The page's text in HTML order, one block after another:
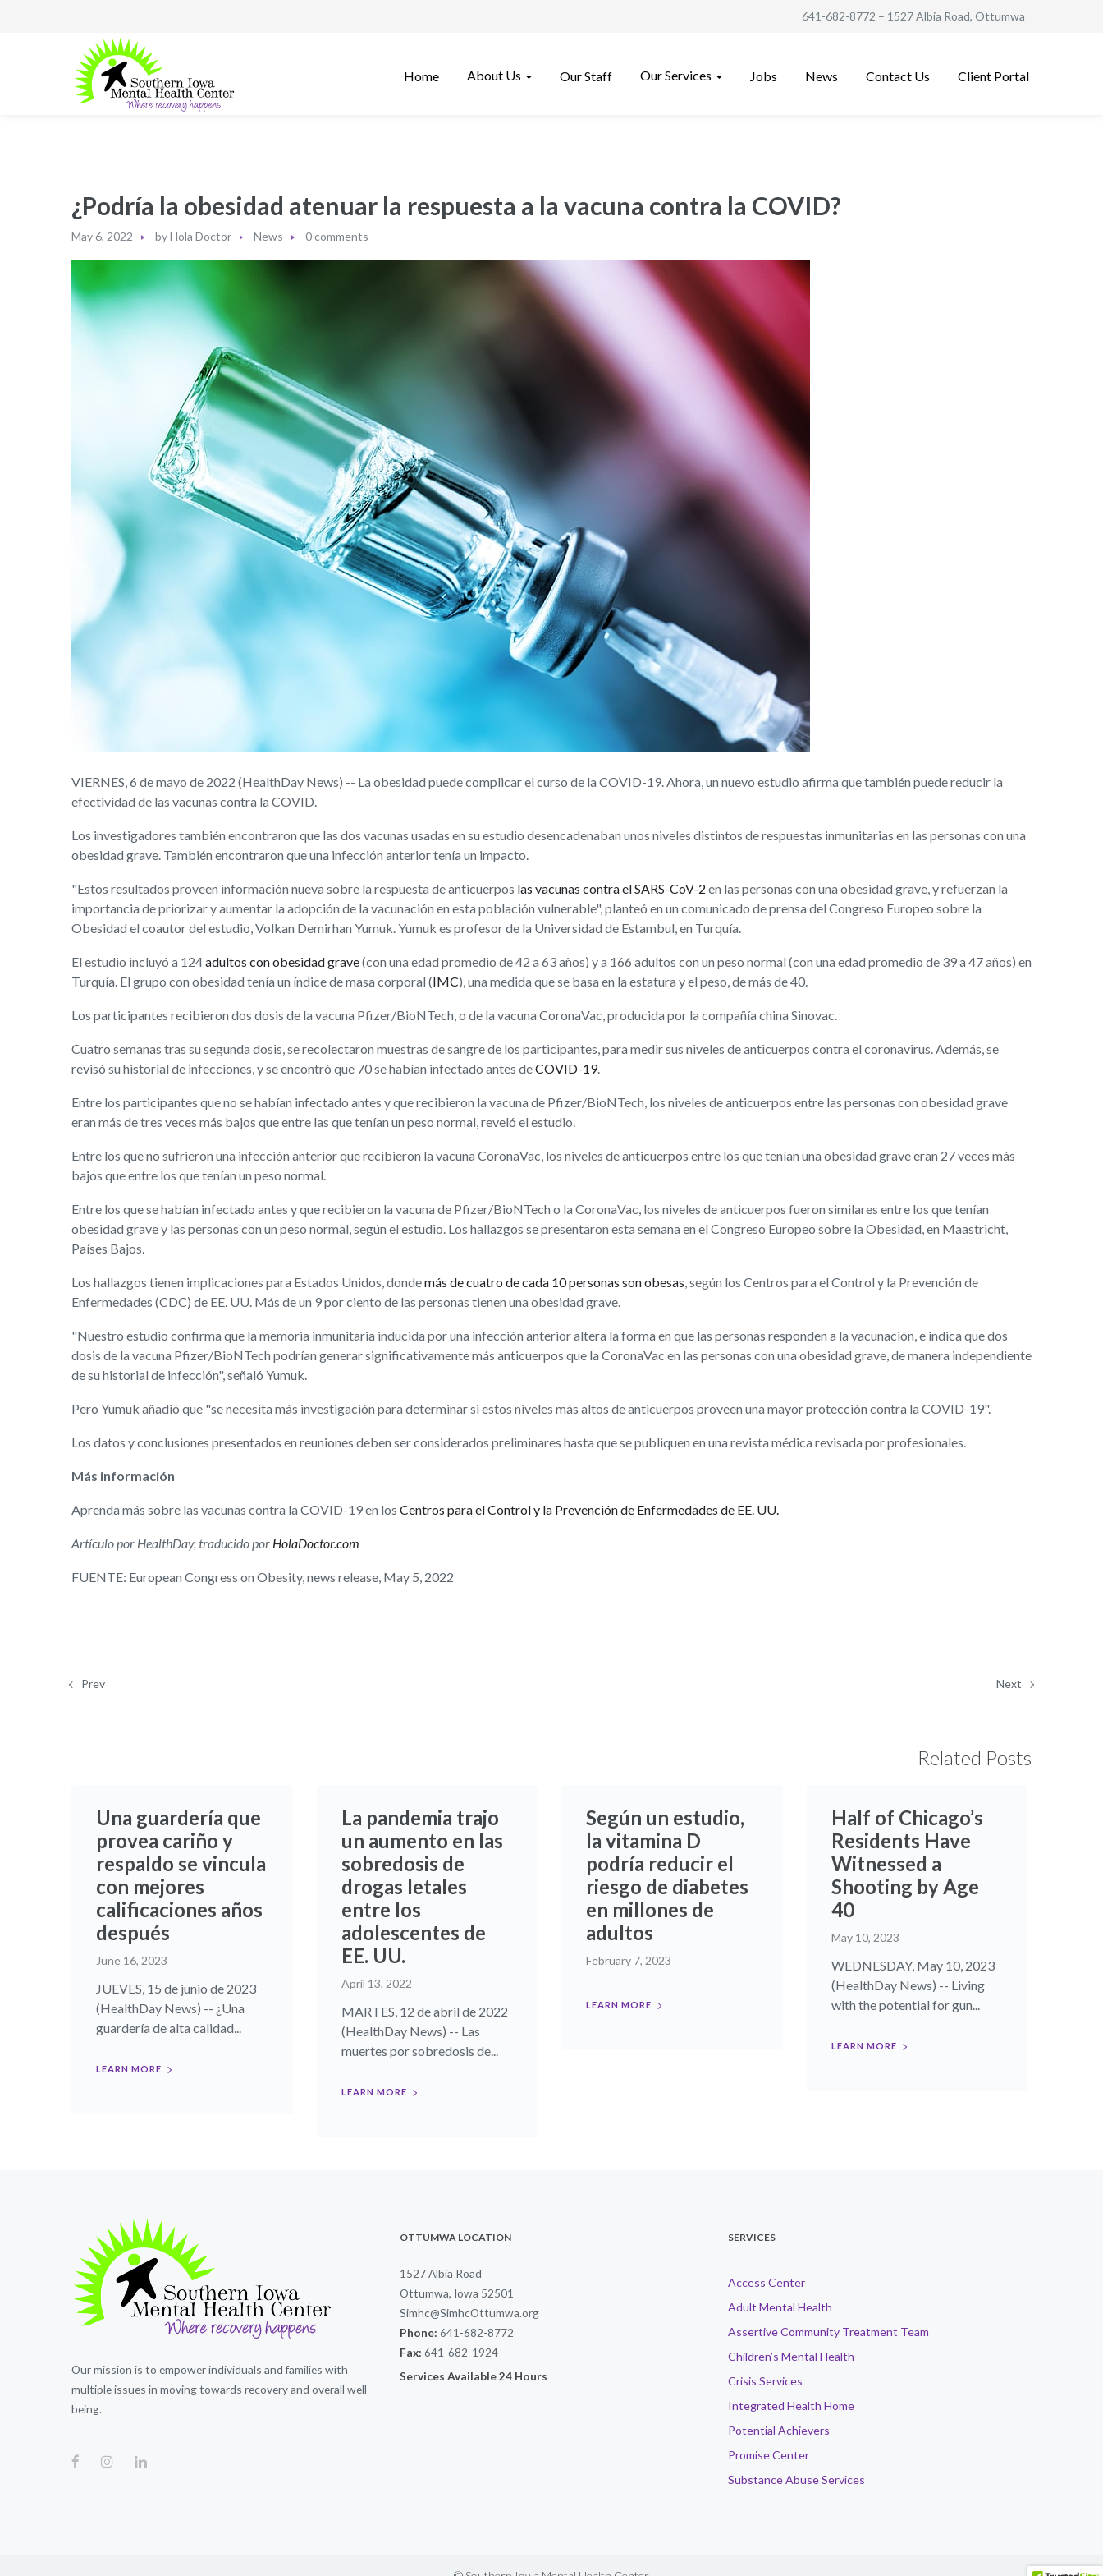
641-682-8772 – 1527 Albia Road, Ottumwa
Home About Us Our Staff Our Services Jobs News Contact Us Client Portal
¿Podría la obesidad atenuar la respuesta a la vacuna contra la COVID?
May 6, 2022 byHola Doctor News 0 comments
VIERNES, 6 de mayo de 2022 (HealthDay News) -- La obesidad puede complicar el curso de la COVID-19. Ahora, un nuevo estudio afirma que también puede reducir la
efectividad de las vacunas contra la COVID.
Los investigadores también encontraron que las dos vacunas usadas en su estudio desencadenaban unos niveles distintos de respuestas inmunitarias en las personas con una
obesidad grave. También encontraron que una infección anterior tenía un impacto.
"Estos resultados proveen información nueva sobre la respuesta de anticuerpos las vacunas contra el SARS-CoV-2 en las personas con una obesidad grave, y refuerzan la
importancia de priorizar y aumentar la adopción de la vacunación en esta población vulnerable", planteó en un comunicado de prensa del Congreso Europeo sobre la
Obesidad el coautor del estudio, Volkan Demirhan Yumuk. Yumuk es profesor de la Universidad de Estambul, en Turquía.
El estudio incluyó a 124adultos con obesidad grave(con una edad promedio de 42 a 63 años) y a 166 adultos con un peso normal (con una edad promedio de 39 a 47 años) en
Turquía. El grupo con obesidad tenía un índice de masa corporal (IMC), una medida que se basa en la estatura y el peso, de más de 40.
Los participantes recibieron dos dosis de la vacuna Pfizer/BioNTech, o de la vacuna CoronaVac, producida por la compañía china Sinovac.
Cuatro semanas tras su segunda dosis, se recolectaron muestras de sangre de los participantes, para medir sus niveles de anticuerpos contra el coronavirus. Además, se
revisó su historial de infecciones, y se encontró que 70 se habían infectado antes deCOVID-19.
Entre los participantes que no se habían infectado antes y que recibieron la vacuna de Pfizer/BioNTech, los niveles de anticuerpos entre las personas con obesidad grave
eran más de tres veces más bajos que entre las que tenían un peso normal, reveló el estudio.
Entre los que no sufrieron una infección anterior que recibieron la vacuna CoronaVac, los niveles de anticuerpos entre los que tenían una obesidad grave eran 27 veces más
bajos que entre los que tenían un peso normal.
Entre los que se habían infectado antes y que recibieron la vacuna de Pfizer/BioNTech o la CoronaVac, los niveles de anticuerpos fueron similares entre los que tenían
obesidad grave y las personas con un peso normal, según el estudio. Los hallazgos se presentaron esta semana en el Congreso Europeo sobre la Obesidad, en Maastricht,
Países Bajos.
Los hallazgos tienen implicaciones para Estados Unidos, dondemás de cuatro de cada 10 personas son obesas, según los Centros para el Control y la Prevención de
Enfermedades (CDC) de EE. UU. Más de un 9 por ciento de las personas tienen una obesidad grave.
"Nuestro estudio confirma que la memoria inmunitaria inducida por una infección anterior altera la forma en que las personas responden a la vacunación, e indica que dos
dosis de la vacuna Pfizer/BioNTech podrían generar significativamente más anticuerpos que la CoronaVac en las personas con una obesidad grave, de manera independiente
de su historial de infección", señaló Yumuk.
Pero Yumuk añadió que "se necesita más investigación para determinar si estos niveles más altos de anticuerpos proveen una mayor protección contra la COVID-19".
Los datos y conclusiones presentados en reuniones deben ser considerados preliminares hasta que se publiquen en una revista médica revisada por profesionales.
Más información
Aprenda más sobre las vacunas contra la COVID-19 en los Centros para el Control y la Prevención de Enfermedades de EE. UU.
Artículo por HealthDay, traducido por HolaDoctor.com
FUENTE: European Congress on Obesity, news release, May 5, 2022
Prev Next
Related Posts
Una guardería que
provea cariño y
respaldo se vincula
con mejores
calificaciones años
después
June 16, 2023
JUEVES, 15 de junio de 2023
(HealthDay News) -- ¿Una
guardería de alta calidad...
LEARN MORE
La pandemia trajo
un aumento en las
sobredosis de
drogas letales
entre los
adolescentes de
EE. UU.
April 13, 2022
MARTES, 12 de abril de 2022
(HealthDay News) -- Las
muertes por sobredosis de...
LEARN MORE
Según un estudio,
la vitamina D
podría reducir el
riesgo de diabetes
en millones de
adultos
February 7, 2023
LEARN MORE
Half of Chicago’s
Residents Have
Witnessed a
Shooting by Age
40
May 10, 2023
WEDNESDAY, May 10, 2023
(HealthDay News) -- Living
with the potential for gun...
LEARN MORE
Our mission is to empower individuals and families with
multiple issues in moving towards recovery and overall well-
being.
OTTUMWA LOCATION
1527 Albia Road
Ottumwa, Iowa 52501
Simhc@SimhcOttumwa.org
Phone: 641-682-8772
Fax: 641-682-1924
Services Available 24 Hours
SERVICES
Access Center
Adult Mental Health
Assertive Community Treatment Team
Children’s Mental Health
Crisis Services
Integrated Health Home
Potential Achievers
Promise Center
Substance Abuse Services